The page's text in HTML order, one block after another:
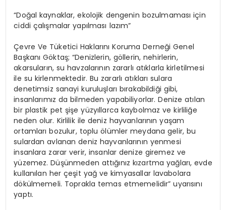
“Doğal kaynaklar, ekolojik dengenin bozulmaması için
ciddi çalışmalar yapılması lazım”
Çevre Ve Tüketici Haklarını Koruma Derneği Genel
Başkanı Göktaş; “Denizlerin, göllerin, nehirlerin,
akarsuların, su havzalarının zararlı atıklarla kirletilmesi
ile su kirlenmektedir. Bu zararlı atıkları sulara
denetimsiz sanayi kuruluşları bırakabildiği gibi,
insanlarımız da bilmeden yapabiliyorlar. Denize atılan
bir plastik pet şişe yüzyıllarca kaybolmaz ve kirliliğe
neden olur. Kirlilik ile deniz hayvanlarının yaşam
ortamları bozulur, toplu ölümler meydana gelir, bu
sulardan avlanan deniz hayvanlarının yenmesi
insanlara zarar verir, insanlar denize giremez ve
yüzemez. Düşünmeden attığınız kızartma yağları, evde
kullanılan her çeşit yağ ve kimyasallar lavabolara
dökülmemeli. Toprakla temas etmemelidir” uyarısını
yaptı.